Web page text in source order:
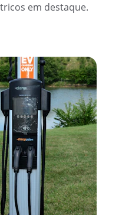
em destaque.